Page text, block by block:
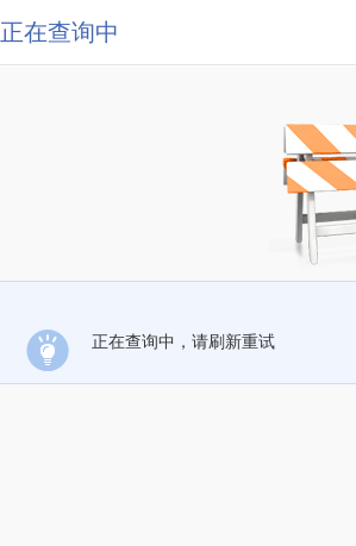
正在查询中
正在查询中，请刷新重试